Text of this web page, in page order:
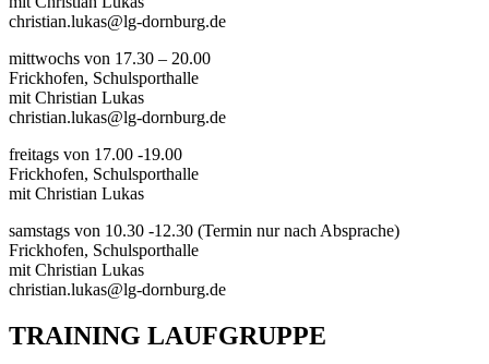
christian.lukas@lg-dornburg.de
mittwochs von 17.30 – 20.00
Frickhofen, Schulsporthalle
mit Christian Lukas
christian.lukas@lg-dornburg.de
freitags von 17.00 -19.00
Frickhofen, Schulsporthalle
mit Christian Lukas
samstags von 10.30 -12.30 (Termin nur nach Absprache)
Frickhofen, Schulsporthalle
mit Christian Lukas
christian.lukas@lg-dornburg.de
TRAINING LAUFGRUPPE